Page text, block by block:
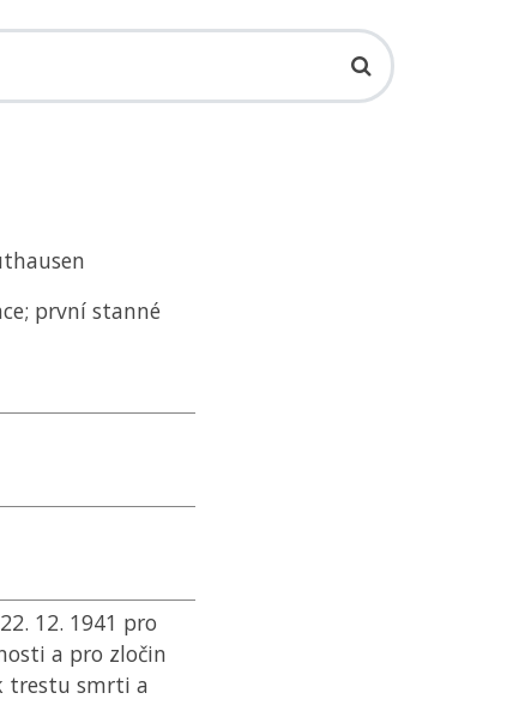
první stanné
12. 1941 pro
a pro zločin
trestu smrti a